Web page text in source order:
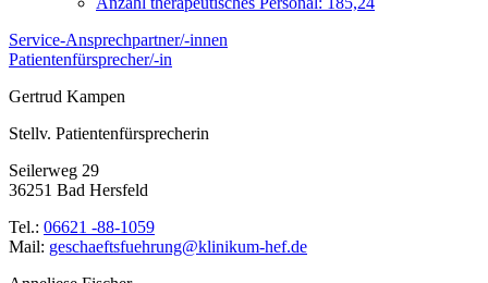
Service-Ansprechpartner/-innen
Patientenfürsprecher/-in
Gertrud Kampen
Stellv. Patientenfürsprecherin
Seilerweg 29
36251 Bad Hersfeld
Tel.: 06621 -88-1059
Mail: ed.feh-mukinilk@gnurheufstfeahcseg